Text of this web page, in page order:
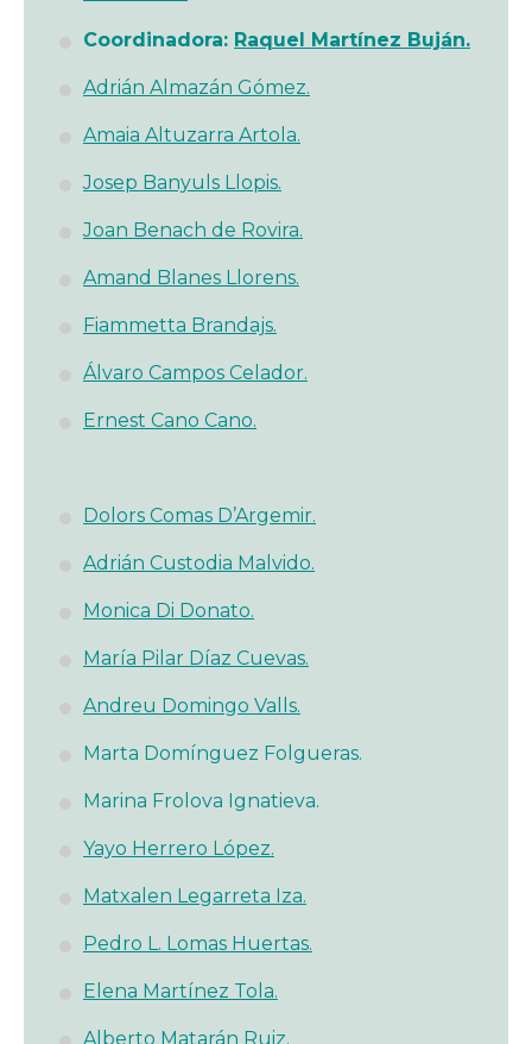
Coordinadora: Raquel Martínez Buján.
Adrián Almazán Gómez.
Amaia Altuzarra Artola.
Josep Banyuls Llopis.
Joan Benach de Rovira.
Amand Blanes Llorens.
Fiammetta Brandajs.
Álvaro Campos Celador.
Ernest Cano Cano.
Dolors Comas D’Argemir.
Adrián Custodia Malvido.
Monica Di Donato.
María Pilar Díaz Cuevas.
Andreu Domingo Valls.
Marta Domínguez Folgueras.
Marina Frolova Ignatieva.
Yayo Herrero López.
Matxalen Legarreta Iza.
Pedro L. Lomas Huertas.
Elena Martínez Tola.
Alberto Matarán Ruiz.